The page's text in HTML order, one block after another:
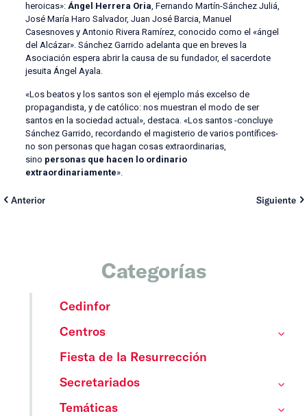
heroicas»: Ángel Herrera Oria, Fernando Martín-Sánchez Juliá,
José María Haro Salvador, Juan José Barcia, Manuel
Casesnoves y Antonio Rivera Ramírez, conocido como el «ángel
del Alcázar». Sánchez Garrido adelanta que en breves la
Asociación espera abrir la causa de su fundador, el sacerdote
jesuita Ángel Ayala.
«Los beatos y los santos son el ejemplo más excelso de
propagandista, y de católico: nos muestran el modo de ser
santos en la sociedad actual», destaca. «Los santos -concluye
Sánchez Garrido, recordando el magisterio de varios pontífices-
no son personas que hagan cosas extraordinarias,
sino personas que hacen lo ordinario
extraordinariamente».
Anterior Siguiente
Categorías
Cedinfor
Centros
Fiesta de la Resurrección
Secretariados
Temáticas